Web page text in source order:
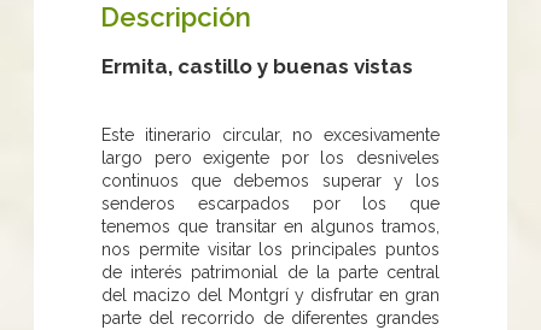
Descripción
Ermita, castillo y buenas vistas
Este itinerario circular, no excesivamente
largo pero exigente por los desniveles
continuos que debemos superar y los
senderos escarpados por los que
tenemos que transitar en algunos tramos,
nos permite visitar los principales puntos
de interés patrimonial de la parte central
del macizo del Montgrí y disfrutar en gran
parte del recorrido de diferentes grandes